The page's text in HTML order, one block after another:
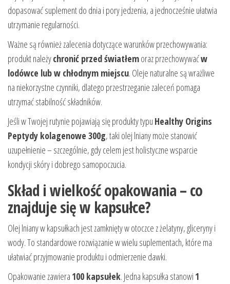
dopasować suplement do dnia i pory jedzenia, a jednocześnie ułatwia
utrzymanie regularności.
Ważne są również zalecenia dotyczące warunków przechowywania:
produkt należychronić przed światłemoraz przechowywaćw
lodówce lub w chłodnym miejscu. Oleje naturalne są wrażliwe
na niekorzystne czynniki, dlatego przestrzeganie zaleceń pomaga
utrzymać stabilność składników.
Jeśli w Twojej rutynie pojawiają się produkty typu Healthy Origins
Peptydy kolagenowe 300g, taki olej lniany może stanowić
uzupełnienie – szczególnie, gdy celem jest holistyczne wsparcie
kondycji skóry i dobrego samopoczucia.
Skład i wielkość opakowania – co
znajduje się w kapsułce?
Olej lniany w kapsułkach jest zamknięty w otoczce z żelatyny, gliceryny i
wody. To standardowe rozwiązanie w wielu suplementach, które ma
ułatwiać przyjmowanie produktu i odmierzenie dawki.
Opakowanie zawiera 100 kapsułek. Jedna kapsułka stanowi 1